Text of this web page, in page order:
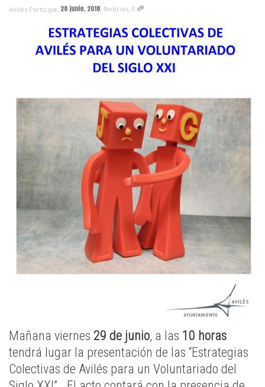
Avilés Participa, 28 junio, 2018, Noticias, 0
Mañana viernes 29 de junio, a las 10 horas
tendrá lugar la presentación de las “Estrategias
Colectivas de Avilés para un Voluntariado del